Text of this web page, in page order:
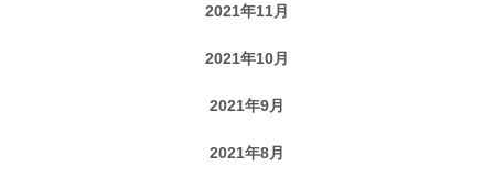
2021年11月
2021年10月
2021年9月
2021年8月